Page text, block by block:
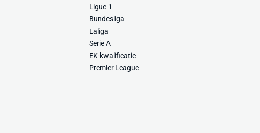
Ligue 1
Bundesliga
Laliga
Serie A
EK-kwalificatie
Premier League